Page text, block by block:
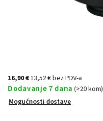
16,90 €13,52 € bez PDV-a
Dodavanje 7 dana (>20 kom)
Mogućnosti dostave